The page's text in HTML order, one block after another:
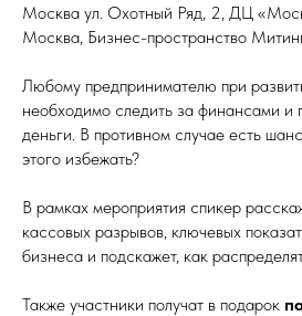
Москва ул. Охотный Ряд, 2, ДЦ
Москва, Бизнес-пространство
Любому предпринимателю при
необходимо следить за финансами и
деньги. В противном случае есть
этого избежать?
В рамках мероприятия спикер
кассовых разрывов, ключевых
бизнеса и подскажет, как
Также участники получат в подарок